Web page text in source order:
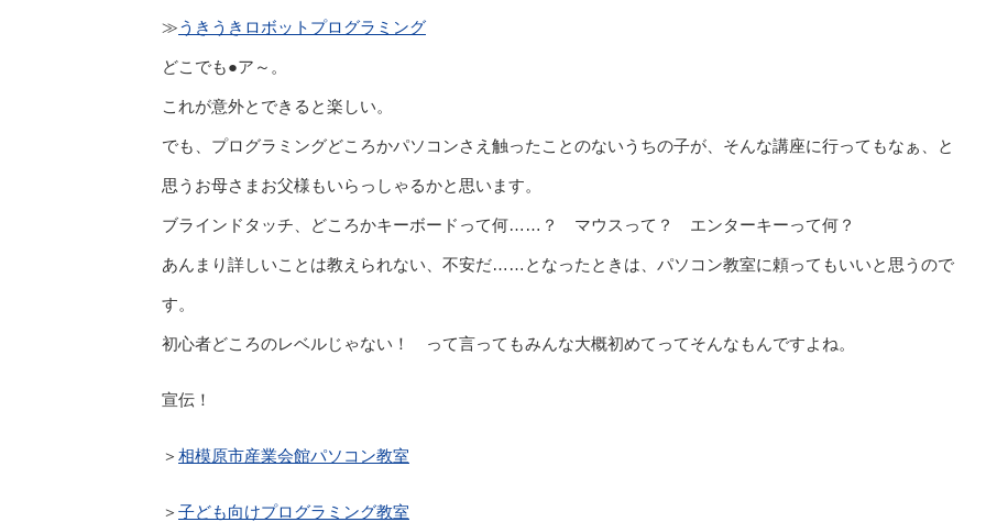
≫うきうきロボットプログラミング
どこでも●ア～。
これが意外とできると楽しい。
でも、プログラミングどころかパソコンさえ触ったことのないうちの子が、そんな講座に行ってもなぁ、と
思うお母さまお父様もいらっしゃるかと思います。
ブラインドタッチ、どころかキーボードって何……？ マウスって？ エンターキーって何？
あんまり詳しいことは教えられない、不安だ……となったときは、パソコン教室に頼ってもいいと思うので
す。
初心者どころのレベルじゃない！ って言ってもみんな大概初めてってそんなもんですよね。
宣伝！
＞ 相模原市産業会館パソコン教室
＞ 子ども向けプログラミング教室